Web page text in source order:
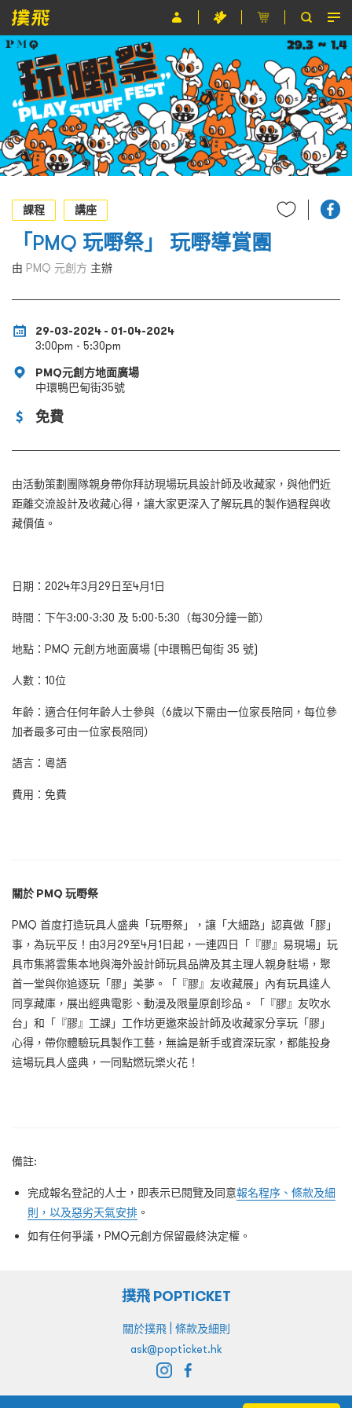
節目
主辦單位
關於撲飛
條款及細則
EN
課程
講座
「PMQ 玩嘢祭」 玩嘢導賞團
由 PMQ 元創方 主辦
29-03-2024 - 01-04-2024
3:00pm - 5:30pm
PMQ元創方地面廣場
中環鴨巴甸街35號
免費
由活動策劃團隊親身帶你拜訪現場玩具設計師及收藏家，與他們近
距離交流設計及收藏心得，讓大家更深入了解玩具的製作過程與收
藏價值。
日期：2024年3月29日至4月1日
時間：下午3:00-3:30 及 5:00-5:30（每30分鐘一節）
地點：PMQ 元創方地面廣場 (中環鴨巴甸街 35 號)
人數：10位
年齡：適合任何年齡人士參與（6歲以下需由一位家長陪同，每位參
加者最多可由一位家長陪同）
語言：粵語
費用：免費
關於 PMQ 玩嘢祭
PMQ 首度打造玩具人盛典「玩嘢祭」，讓「大細路」認真做「膠」
事，為玩平反！由3月29至4月1日起，一連四日「『膠』易現場」玩
具市集將雲集本地與海外設計師玩具品牌及其主理人親身駐場，聚
首一堂與你追逐玩「膠」美夢。「『膠』友收藏展」內有玩具達人
同享藏庫，展出經典電影、動漫及限量原創珍品。「『膠』友吹水
台」和「『膠』工課」工作坊更邀來設計師及收藏家分享玩「膠」
心得，帶你體驗玩具製作工藝，無論是新手或資深玩家，都能投身
這場玩具人盛典，一同點燃玩樂火花！
備註:
完成報名登記的人士，即表示已閱覽及同意報名程序、條款及細
則，以及惡劣天氣安排 。
如有任何爭議，PMQ元創方保留最終決定權。
撲飛 POPTICKET
關於撲飛| 條款及細則
ask@popticket.hk